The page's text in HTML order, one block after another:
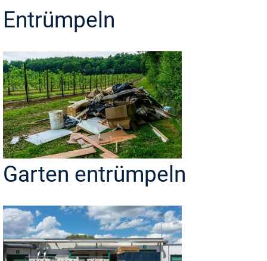
Entrümpeln
Garten entrümpeln